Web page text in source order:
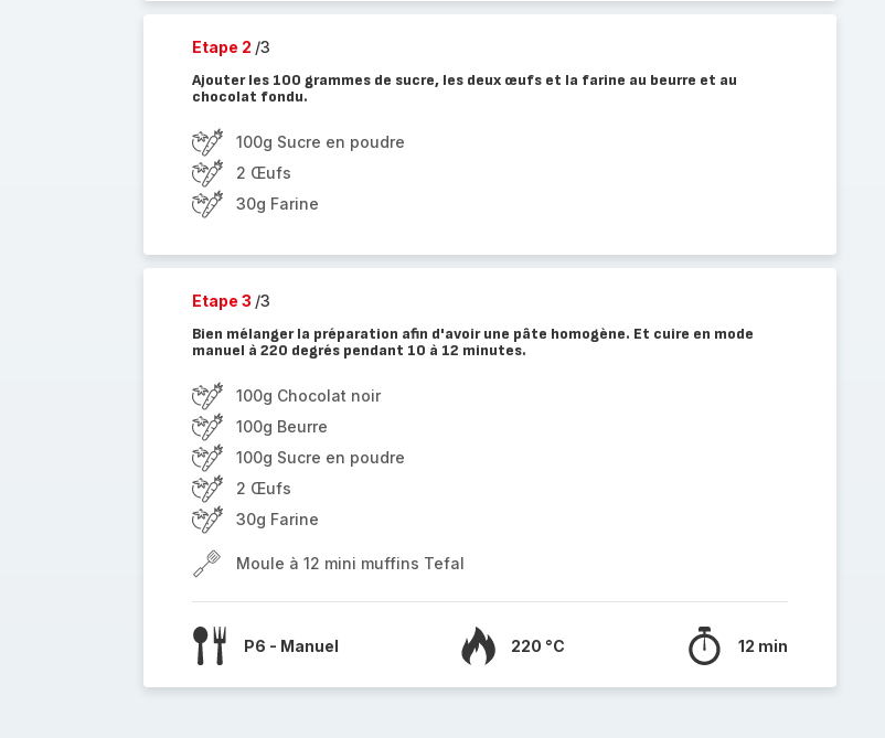
Etape 2 /3
Ajouter les 100 grammes de sucre, les deux œufs et la farine au beurre et au
chocolat fondu.
100g Sucre en poudre
2 Œufs
30g Farine
Etape 3 /3
Bien mélanger la préparation afin d'avoir une pâte homogène. Et cuire en mode
manuel à 220 degrés pendant 10 à 12 minutes.
100g Chocolat noir
100g Beurre
100g Sucre en poudre
2 Œufs
30g Farine
Moule à 12 mini muffins Tefal
P6 - Manuel 220 °C 12 min